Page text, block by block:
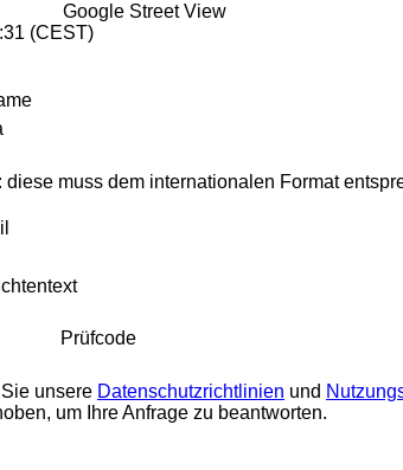
Google Street View
(CEST)
diese muss dem internationalen Format
Prüfcode
unsere Datenschutzrichtlinien und
um Ihre Anfrage zu beantworten.